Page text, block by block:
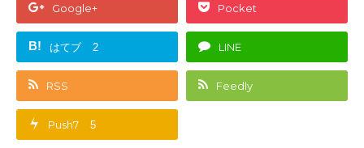
Google+ Pocket
B! はてブ 2 LINE
RSS Feedly
Push7 5